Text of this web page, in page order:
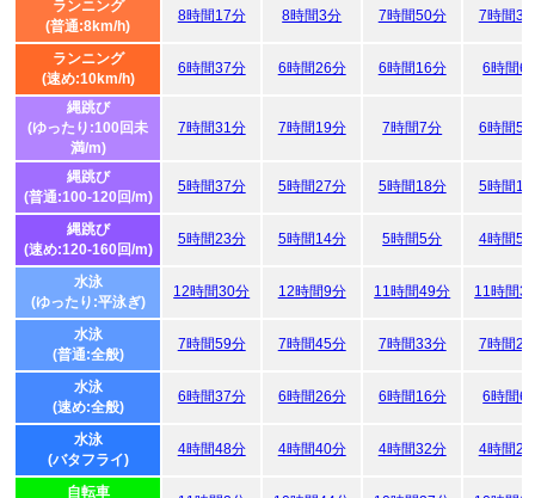
ランニング
(普通:8km/h)
8時間17分 8時間3分 7時間50分 7時間37
ランニング
(速め:10km/h)
6時間37分 6時間26分 6時間16分 6時間6
縄跳び
(ゆったり:100回未
満/m)
7時間31分 7時間19分 7時間7分 6時間56
縄跳び
(普通:100-120回/m)
5時間37分 5時間27分 5時間18分 5時間10
縄跳び
(速め:120-160回/m)
5時間23分 5時間14分 5時間5分 4時間57
水泳
(ゆったり:平泳ぎ)
12時間30分 12時間9分 11時間49分 11時間
水泳
(普通:全般)
7時間59分 7時間45分 7時間33分 7時間21
水泳
(速め:全般)
6時間37分 6時間26分 6時間16分 6時間6
水泳
(バタフライ)
4時間48分 4時間40分 4時間32分 4時間25
自転車